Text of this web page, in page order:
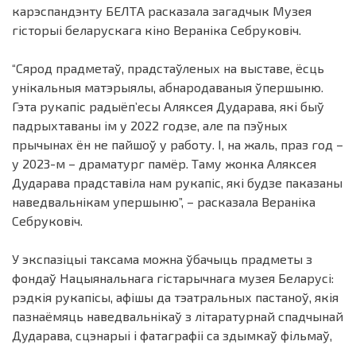
карэспандэнту БЕЛТА расказала загадчык Музея
гісторыі беларускага кіно Вераніка Себруковіч.
“Сярод прадметаў, прадстаўленых на выставе, ёсць
унікальныя матэрыялы, абнародаваныя ўпершыню.
Гэта рукапіс радыёп’есы Аляксея Дударава, які быў
падрыхтаваны ім у 2022 годзе, але па пэўных
прычынах ён не пайшоў у работу. І, на жаль, праз год –
у 2023-м – драматург памёр. Таму жонка Аляксея
Дударава прадставіла нам рукапіс, які будзе паказаны
наведвальнікам упершыню”, – расказала Вераніка
Себруковіч.
У экспазіцыі таксама можна ўбачыць прадметы з
фондаў Нацыянальнага гістарычнага музея Беларусі:
рэдкія рукапісы, афішы да тэатральных пастаноў, якія
пазнаёмяць наведвальнікаў з літаратурнай спадчынай
Дударава, сцэнарыі і фатаграфіі са здымкаў фільмаў,